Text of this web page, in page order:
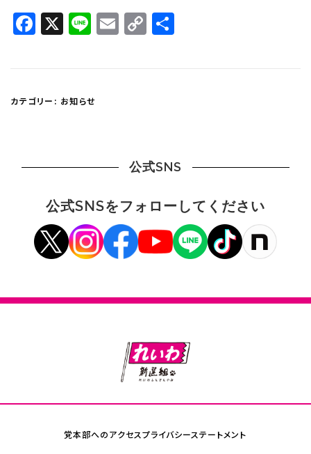
Facebook
X LineEmail
Copy
カテゴリー: お知らせ
公式SNS
公式SNSをフォローしてください
党本部へのアクセスプライバシーステートメント